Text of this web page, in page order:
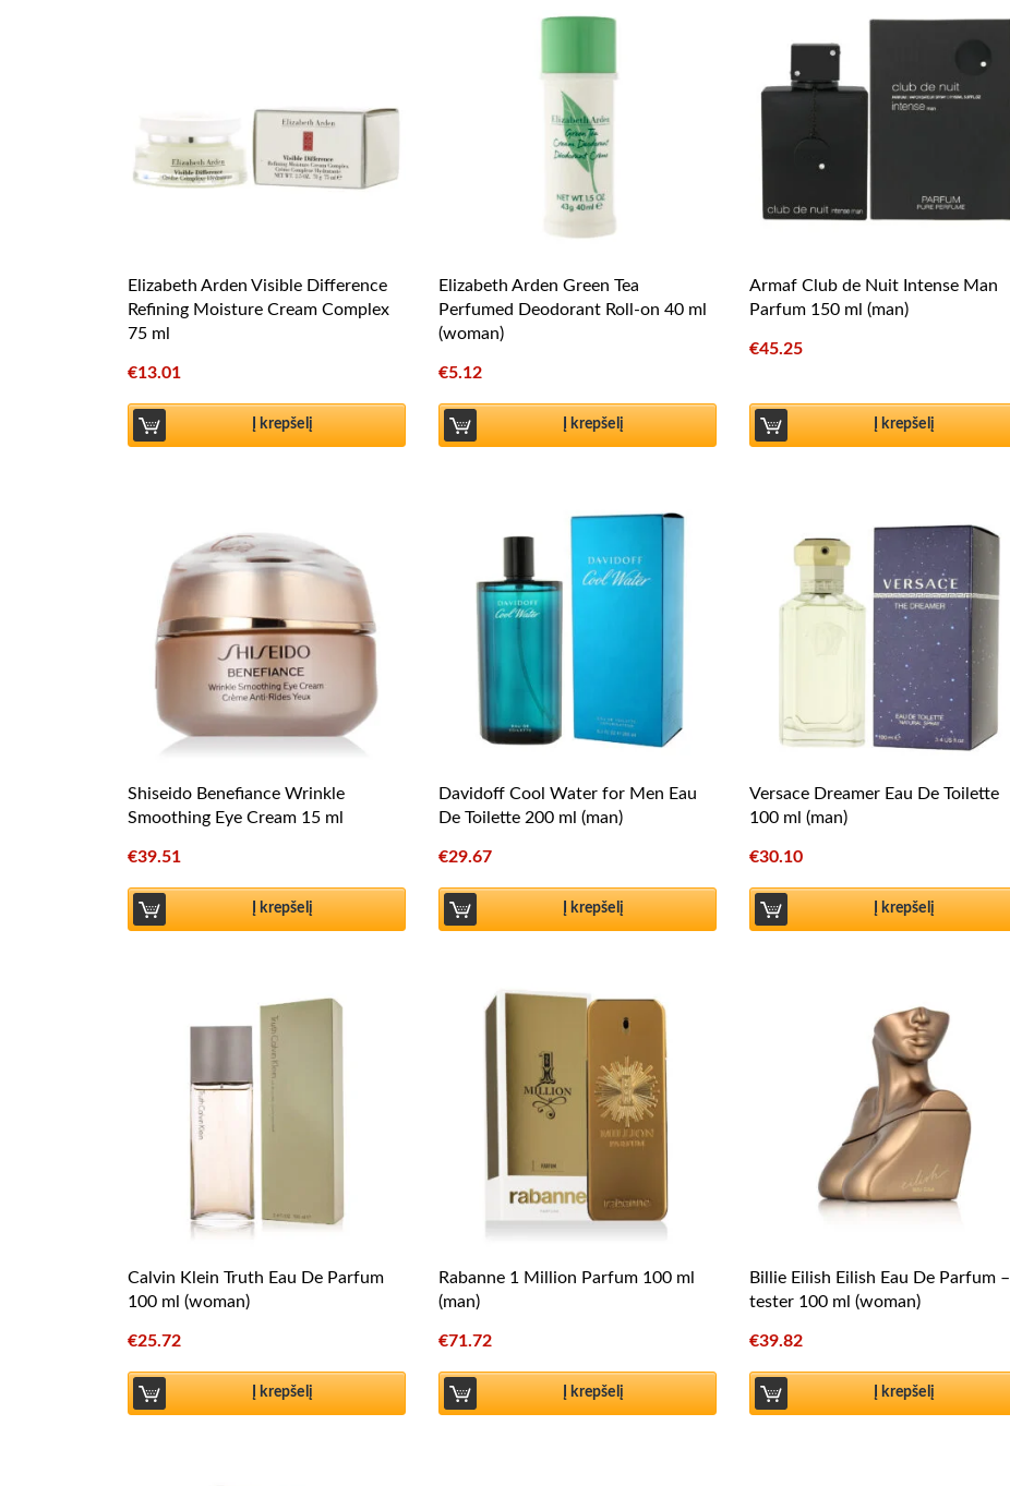
Elizabeth Arden Visible Difference
Refining Moisture Cream Complex
75 ml
€13.01
Į krepšelį
Elizabeth Arden Green Tea
Perfumed Deodorant Roll-on 40 ml
(woman)
€5.12
Į krepšelį
Armaf Club de Nuit Intense Man
Parfum 150 ml (man)
€45.25
Į krepšelį
Shiseido Benefiance Wrinkle
Smoothing Eye Cream 15 ml
€39.51
Į krepšelį
Davidoff Cool Water for Men Eau
De Toilette 200 ml (man)
€29.67
Į krepšelį
Versace Dreamer Eau De Toilette
100 ml (man)
€30.10
Į krepšelį
Calvin Klein Truth Eau De Parfum
100 ml (woman)
€25.72
Į krepšelį
Rabanne 1 Million Parfum 100 ml
(man)
€71.72
Į krepšelį
Billie Eilish Eilish Eau De Parfum –
tester 100 ml (woman)
€39.82
Į krepšelį